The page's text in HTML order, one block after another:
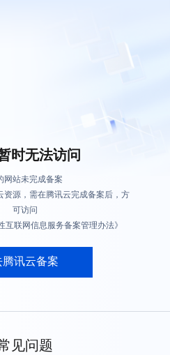
时无法访问
网站未完成备案
资源，需在腾讯云完成备案后，方
可访问
互联网信息服务备案管理办法》
腾讯云备案
见问题